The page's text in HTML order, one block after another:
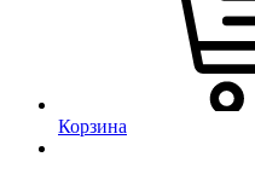
Корзина